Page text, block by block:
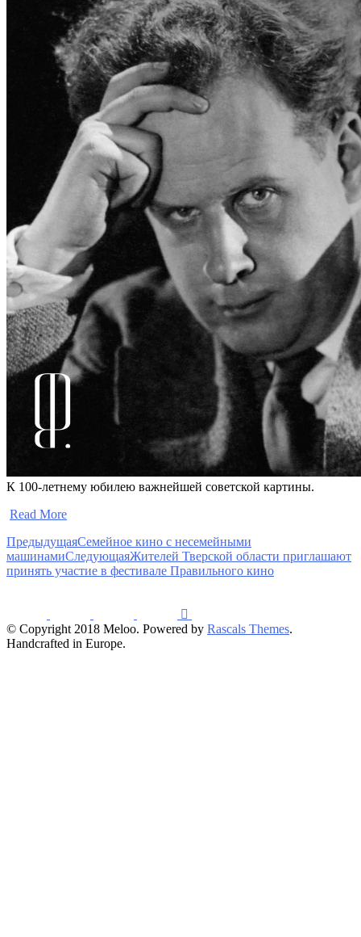
К 100-летнему юбилею важнейшей советской картины.
Read More
ПредыдущаяСемейное кино с несемейными
машинамиСледующаяЖителей Тверской области приглашают
принять участие в фестивале Правильного кино
© Copyright 2018 Meloo. Powered by Rascals Themes.
Handcrafted in Europe.